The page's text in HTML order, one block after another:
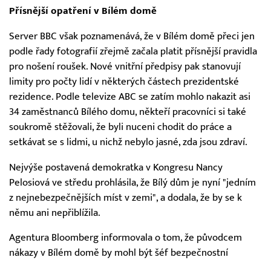
Přísnější opatření v Bílém domě
Server BBC však poznamenává, že v Bílém domě přeci jen
podle řady fotografií zřejmě začala platit přísnější pravidla
pro nošení roušek. Nové vnitřní předpisy pak stanovují
limity pro počty lidí v některých částech prezidentské
rezidence. Podle televize ABC se zatím mohlo nakazit asi
34 zaměstnanců Bílého domu, někteří pracovníci si také
soukromě stěžovali, že byli nuceni chodit do práce a
setkávat se s lidmi, u nichž nebylo jasné, zda jsou zdraví.
Nejvýše postavená demokratka v Kongresu Nancy
Pelosiová ve středu prohlásila, že Bílý dům je nyní "jedním
z nejnebezpečnějších míst v zemi", a dodala, že by se k
němu ani nepřiblížila.
Agentura Bloomberg informovala o tom, že původcem
nákazy v Bílém domě by mohl být šéf bezpečnostní